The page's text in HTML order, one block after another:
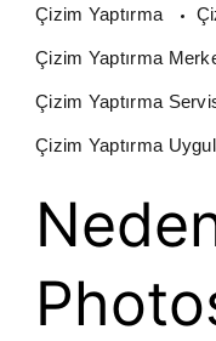
Çizim Yaptırma
Çizim Yaptırma
Çizim Yaptırma
Çizim Yaptırma